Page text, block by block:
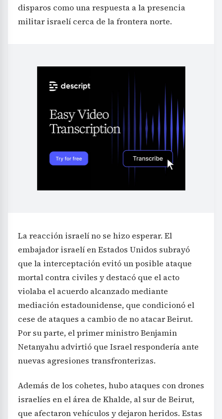
disparos como una respuesta a la presencia
militar israelí cerca de la frontera norte.
La reacción israelí no se hizo esperar. El
embajador israelí en Estados Unidos subrayó
que la interceptación evitó un posible ataque
mortal contra civiles y destacó que el acto
violaba el acuerdo alcanzado mediante
mediación estadounidense, que condicionó el
cese de ataques a cambio de no atacar Beirut.
Por su parte, el primer ministro Benjamin
Netanyahu advirtió que Israel respondería ante
nuevas agresiones transfronterizas.
Además de los cohetes, hubo ataques con drones
israelíes en el área de Khalde, al sur de Beirut,
que afectaron vehículos y dejaron heridos. Estas